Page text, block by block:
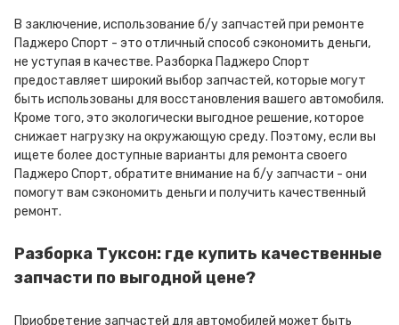
В заключение, использование б/у запчастей при ремонте
Паджеро Спорт - это отличный способ сэкономить деньги,
не уступая в качестве. Разборка Паджеро Спорт
предоставляет широкий выбор запчастей, которые могут
быть использованы для восстановления вашего автомобиля.
Кроме того, это экологически выгодное решение, которое
снижает нагрузку на окружающую среду. Поэтому, если вы
ищете более доступные варианты для ремонта своего
Паджеро Спорт, обратите внимание на б/у запчасти - они
помогут вам сэкономить деньги и получить качественный
ремонт.
Разборка Туксон: где купить качественные
запчасти по выгодной цене?
Приобретение запчастей для автомобилей может быть